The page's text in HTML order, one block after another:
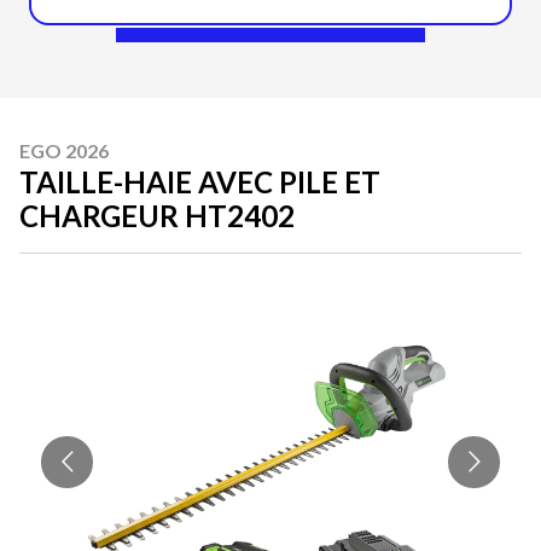
EGO 2026
TAILLE-HAIE AVEC PILE ET
CHARGEUR HT2402